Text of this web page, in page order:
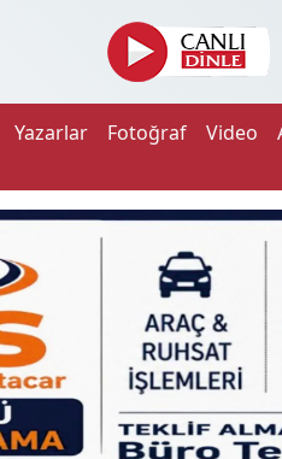
Yazarlar Fotoğraf Video